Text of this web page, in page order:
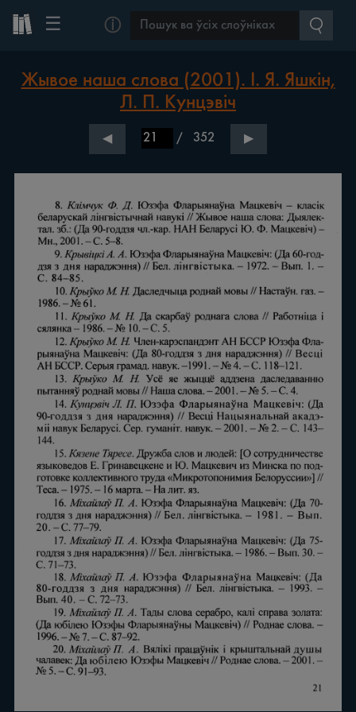
☰ ⓘ
Жывое наша слова (2001). І. Я. Яшкін,
Л. П. Кунцэвіч
◀ / 352 ▶